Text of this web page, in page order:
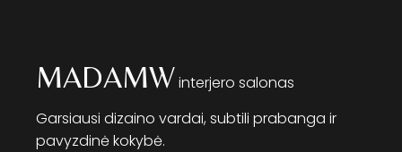
MADAMWinterjero salonas
Garsiausi dizaino vardai, subtili prabanga ir
pavyzdinė kokybė.